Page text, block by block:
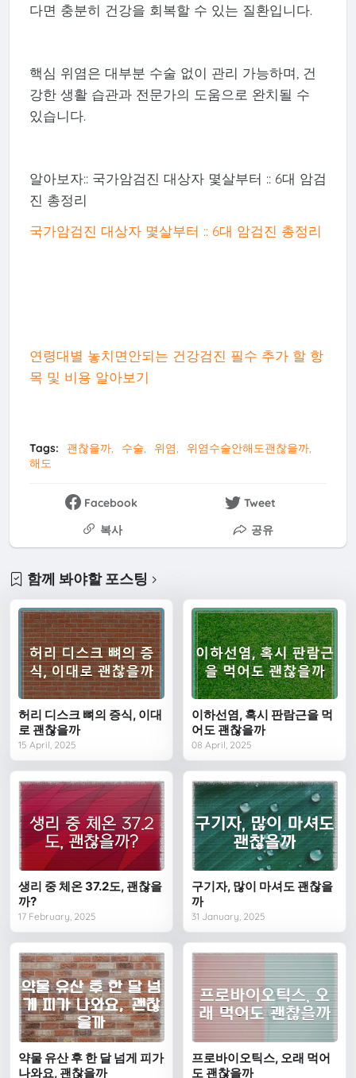
다면 충분히 건강을 회복할 수 있는 질환입니다.
핵심 위염은 대부분 수술 없이 관리 가능하며, 건
강한 생활 습관과 전문가의 도움으로 완치될 수
있습니다.
알아보자:: 국가암검진 대상자 몇살부터 :: 6대 암검
진 총정리
국가암검진 대상자 몇살부터 :: 6대 암검진 총정리
연령대별 놓치면안되는 건강검진 필수 추가 할 항
목 및 비용 알아보기
Tags: 괜찮을까 수술 위염
위염수술안해도괜찮을까
해도
Facebook
Tweet
복사
공유
함께 봐야할 포스팅
허리 디스크 뼈의 증식, 이대
로 괜찮을까
15 April, 2025
이하선염, 혹시 판람근을 먹
어도 괜찮을까
08 April, 2025
생리 중 체온 37.2도, 괜찮을
까?
17 February, 2025
구기자, 많이 마셔도 괜찮을
까
31 January, 2025
약물 유산 후 한 달 넘게 피가
나와요, 괜찮을까
프로바이오틱스, 오래 먹어
도 괜찮을까